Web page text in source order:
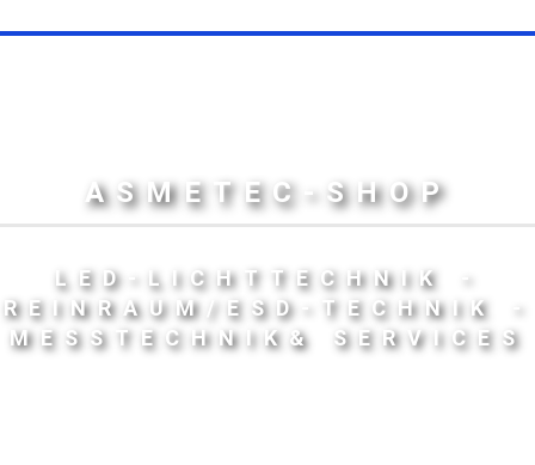
ASMETEC-SHOP
LED-LICHTTECHNIK -
REINRAUM/ESD-TECHNIK -
MESSTECHNIK& SERVICES